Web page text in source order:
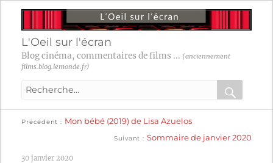
L'Oeil sur l'écran
Blog cinéma, commentaires de films ... (anciennement
films.blog.lemonde.fr)
Recherche
:
OK
Navigation
Précédent
précédente :
Mon bébé (2019) de Lisa Azuelos
Suivant
suivante :
Sommaire de janvier 2020
30 janvier 2020